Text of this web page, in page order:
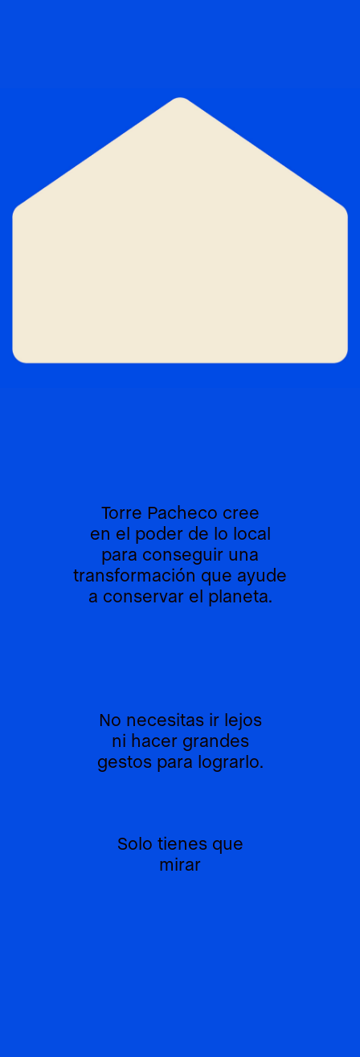
Torre Pacheco cree
en el poder de lo local
para conseguir una
transformación que ayude
a conservar el planeta.
No necesitas ir lejos
ni hacer grandes
gestos para lograrlo.
Solo tienes que
mirar